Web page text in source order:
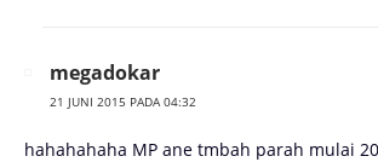
megadokar
21 JUNI 2015 PADA 04:32
hahahahaha MP ane tmbah parah mulai